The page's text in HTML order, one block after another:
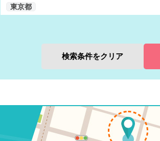
東京都
検索条件をクリア